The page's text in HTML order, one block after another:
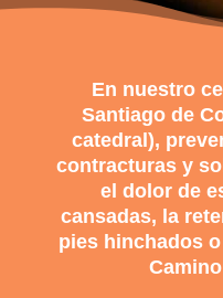
En nuestro
Santiago de
catedral),
contracturas y
el dolor de
cansadas, la
pies hinchados